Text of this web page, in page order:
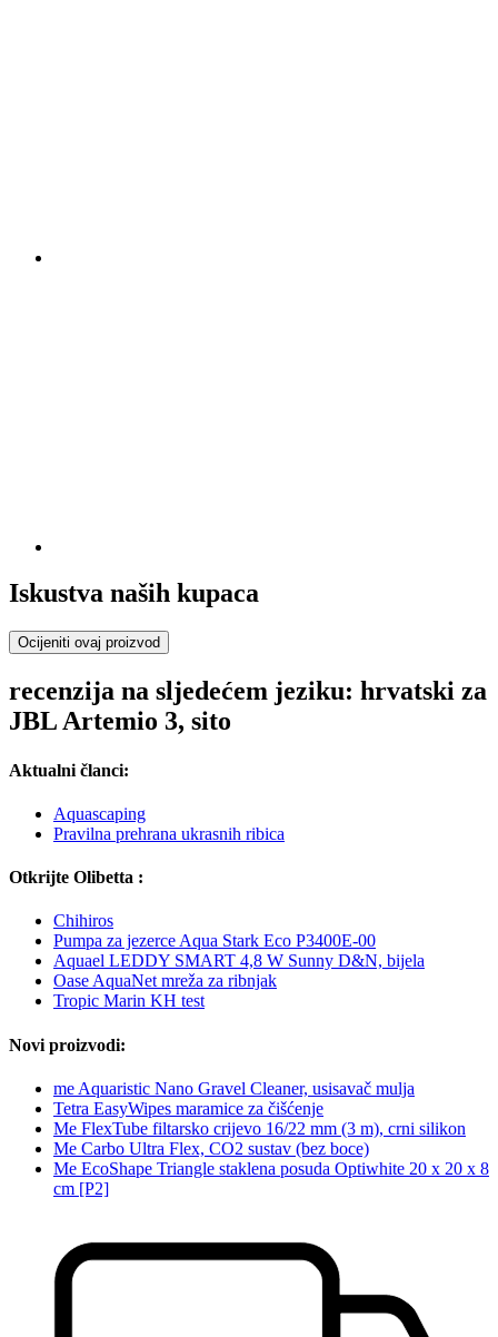
Iskustva naših kupaca
Ocijeniti ovaj proizvod
recenzija na sljedećem jeziku: hrvatski za
JBL Artemio 3, sito
Aktualni članci:
Aquascaping
Pravilna prehrana ukrasnih ribica
Otkrijte Olibetta :
Chihiros
Pumpa za jezerce Aqua Stark Eco P3400E-00
Aquael LEDDY SMART 4,8 W Sunny D&N, bijela
Oase AquaNet mreža za ribnjak
Tropic Marin KH test
Novi proizvodi:
me Aquaristic Nano Gravel Cleaner, usisavač mulja
Tetra EasyWipes maramice za čišćenje
Me FlexTube filtarsko crijevo 16/22 mm (3 m), crni silikon
Me Carbo Ultra Flex, CO2 sustav (bez boce)
Me EcoShape Triangle staklena posuda Optiwhite 20 x 20 x 8
cm [P2]